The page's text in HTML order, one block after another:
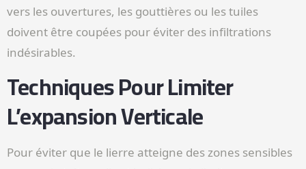
vers les ouvertures, les gouttières ou les tuiles
doivent être coupées pour éviter des infiltrations
indésirables.
Techniques Pour Limiter
L’expansion Verticale
Pour éviter que le lierre atteigne des zones sensibles